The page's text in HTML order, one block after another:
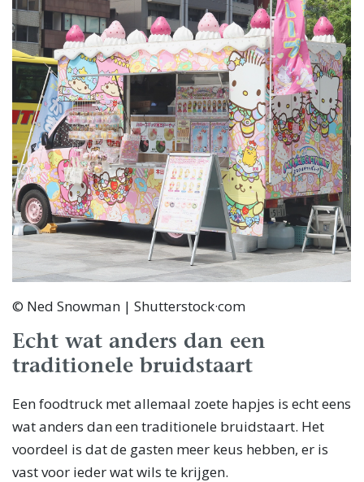
© Ned Snowman | Shutterstock·com
Echt wat anders dan een
traditionele bruidstaart
Een foodtruck met allemaal zoete hapjes is echt eens
wat anders dan een traditionele bruidstaart. Het
voordeel is dat de gasten meer keus hebben, er is
vast voor ieder wat wils te krijgen.